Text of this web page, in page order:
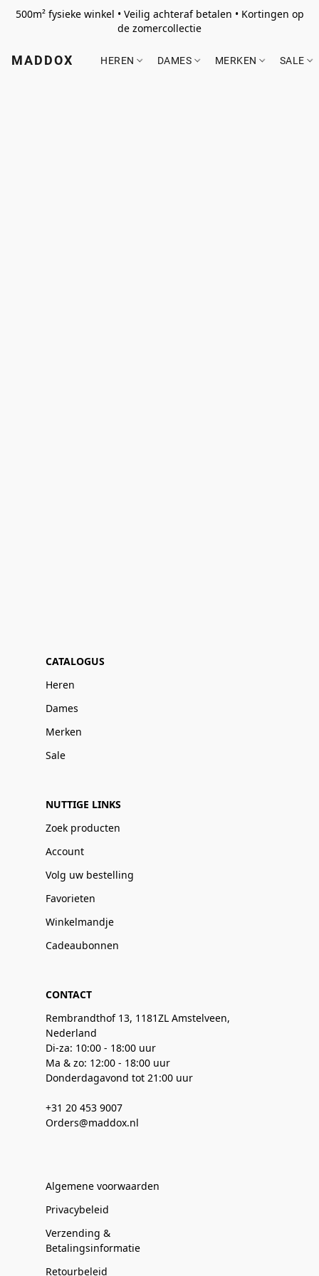
500m² fysieke winkel • Veilig achteraf betalen • Kortingen op
de zomercollectie
MADDOX HEREN DAMES MERKEN SALE
CATALOGUS
Heren
Dames
Merken
Sale
NUTTIGE LINKS
Zoek producten
Account
Volg uw bestelling
Favorieten
Winkelmandje
Cadeaubonnen
CONTACT
Rembrandthof 13, 1181ZL Amstelveen,
Nederland
Di-za: 10:00 - 18:00 uur
Ma & zo: 12:00 - 18:00 uur
Donderdagavond tot 21:00 uur
+31 20 453 9007
Orders@maddox.nl
Algemene voorwaarden
Privacybeleid
Verzending &
Betalingsinformatie
Retourbeleid